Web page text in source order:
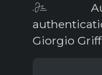
Giorgio